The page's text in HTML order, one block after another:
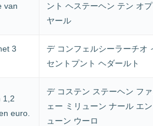
van
ント ヘステーヘン テン オ
ヤール
3
デ コンフェルシーラーチオ
セントプント ヘダールト
1,2
euro.
デ コステン ステーヘン フ
ェー ミリューン ナール エ
ューン ウーロ